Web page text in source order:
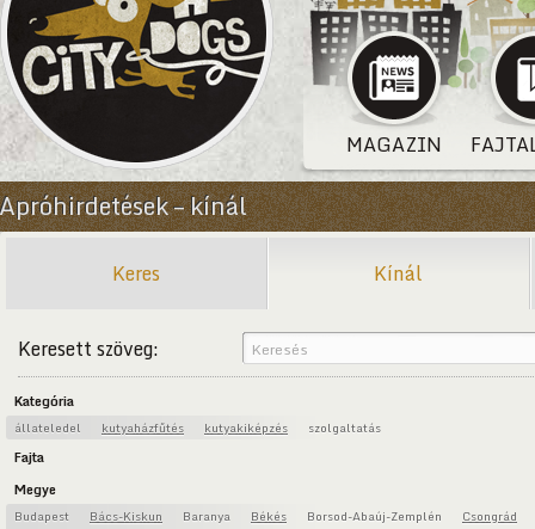
MAGAZIN
Apróhirdetések – kínál
Keres Kínál
Keresett szöveg:
Kategória
állateledel kutyaházfűtés kutyakiképzés szolgaltatás
Fajta
Megye
Budapest Bács-Kiskun Baranya Békés Borsod-Abaúj-Zemplén
Csongrád